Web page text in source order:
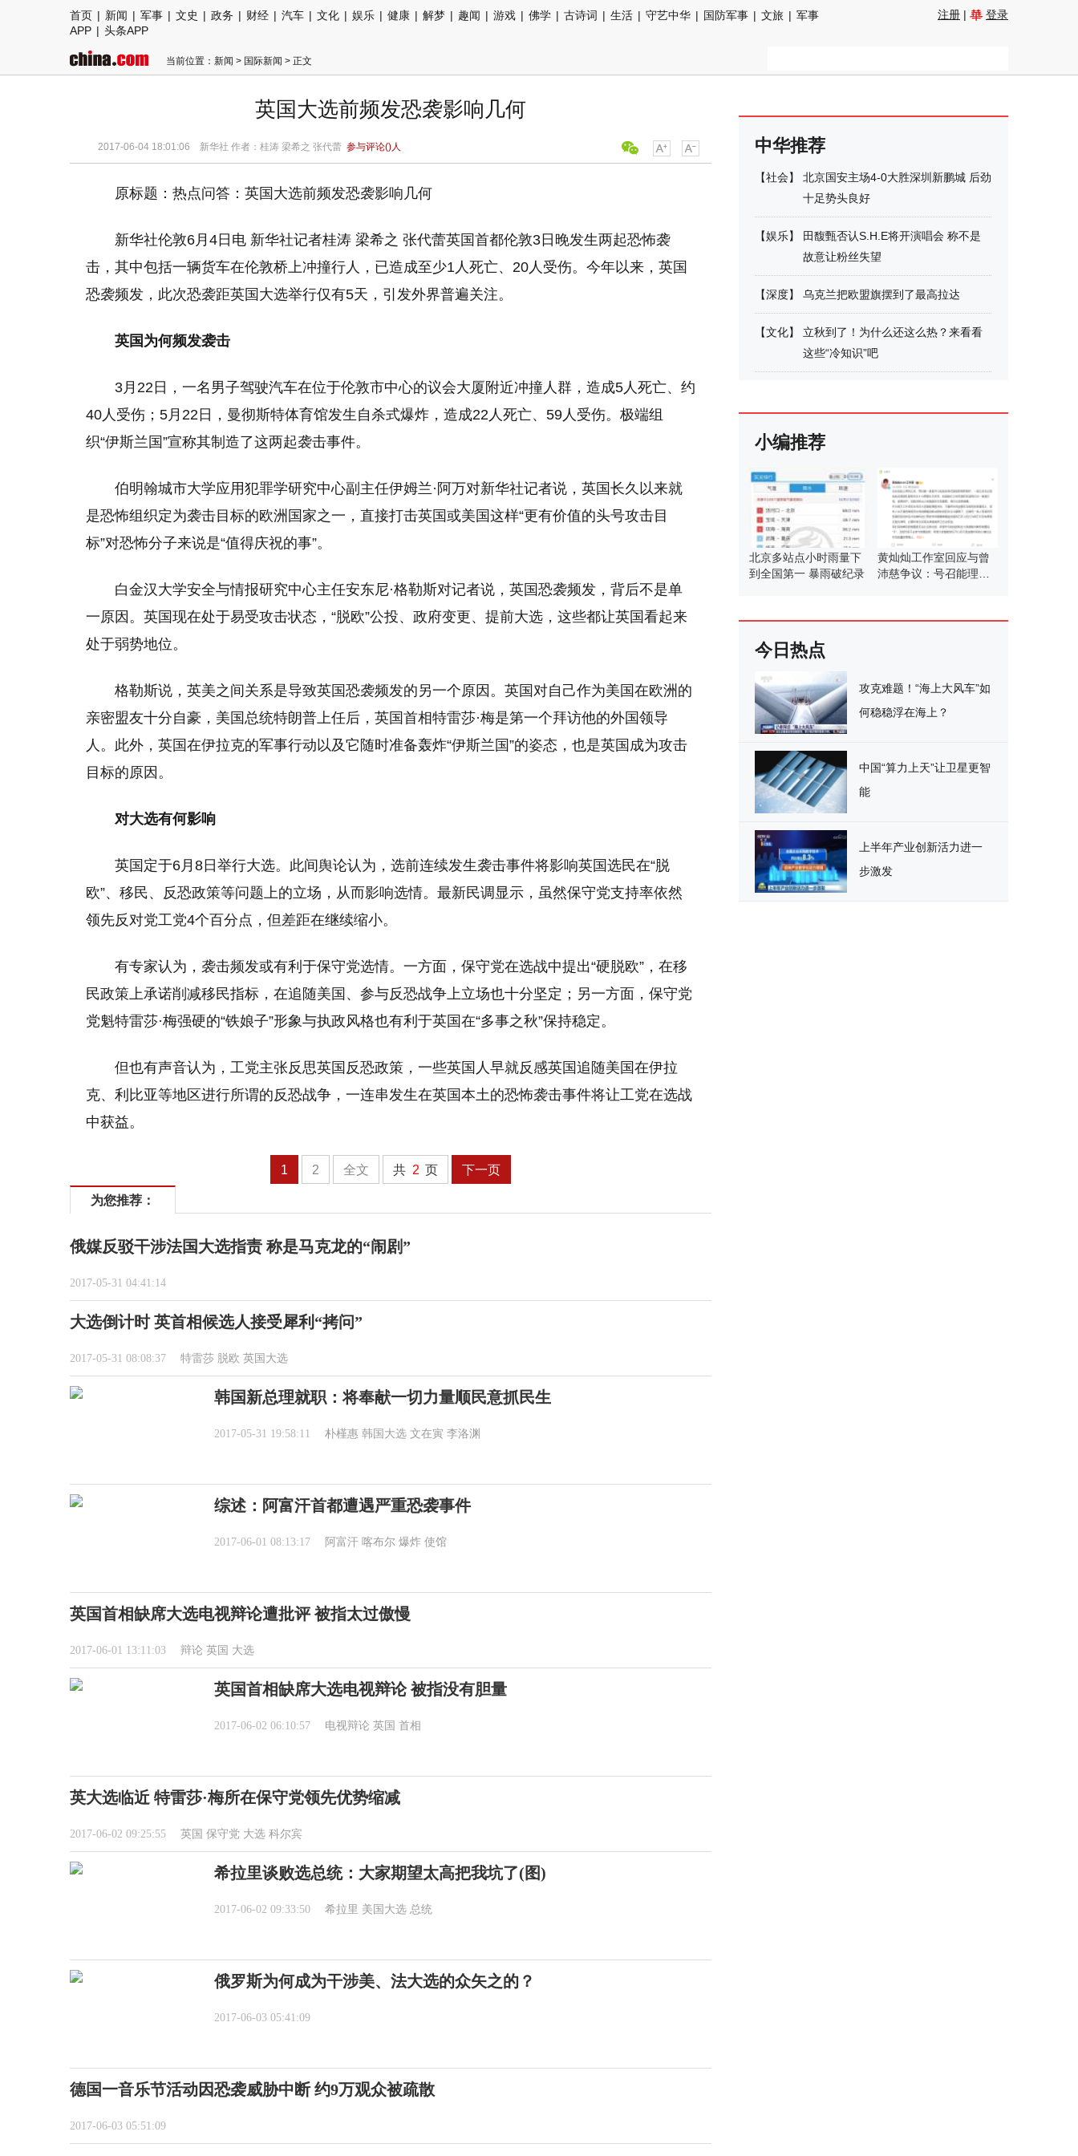
首页 | 新闻 | 军事 | 文史 | 政务 | 财经 | 汽车 | 文化 | 娱乐 | 健康 | 解梦 | 趣闻 | 游戏 | 佛学 | 古诗词 | 生活 | 守艺中华 | 国防军事 | 文旅 | 军事
APP | 头条APP
注册 | 登录
当前位置： 新闻 > 国际新闻 > 正文
英国大选前频发恐袭影响几何
2017-06-04 18:01:06 新华社 作者：桂涛 梁希之 张代蕾 参与评论()人
原标题：热点问答：英国大选前频发恐袭影响几何
新华社伦敦6月4日电 新华社记者桂涛 梁希之 张代蕾英国首都伦敦3日晚发生两起恐怖袭
击，其中包括一辆货车在伦敦桥上冲撞行人，已造成至少1人死亡、20人受伤。今年以来，英国
恐袭频发，此次恐袭距英国大选举行仅有5天，引发外界普遍关注。
英国为何频发袭击
3月22日，一名男子驾驶汽车在位于伦敦市中心的议会大厦附近冲撞人群，造成5人死亡、约
40人受伤；5月22日，曼彻斯特体育馆发生自杀式爆炸，造成22人死亡、59人受伤。极端组
织“伊斯兰国”宣称其制造了这两起袭击事件。
伯明翰城市大学应用犯罪学研究中心副主任伊姆兰·阿万对新华社记者说，英国长久以来就
是恐怖组织定为袭击目标的欧洲国家之一，直接打击英国或美国这样“更有价值的头号攻击目
标”对恐怖分子来说是“值得庆祝的事”。
白金汉大学安全与情报研究中心主任安东尼·格勒斯对记者说，英国恐袭频发，背后不是单
一原因。英国现在处于易受攻击状态，“脱欧”公投、政府变更、提前大选，这些都让英国看起来
处于弱势地位。
格勒斯说，英美之间关系是导致英国恐袭频发的另一个原因。英国对自己作为美国在欧洲的
亲密盟友十分自豪，美国总统特朗普上任后，英国首相特雷莎·梅是第一个拜访他的外国领导
人。此外，英国在伊拉克的军事行动以及它随时准备轰炸“伊斯兰国”的姿态，也是英国成为攻击
目标的原因。
对大选有何影响
英国定于6月8日举行大选。此间舆论认为，选前连续发生袭击事件将影响英国选民在“脱
欧”、移民、反恐政策等问题上的立场，从而影响选情。最新民调显示，虽然保守党支持率依然
领先反对党工党4个百分点，但差距在继续缩小。
有专家认为，袭击频发或有利于保守党选情。一方面，保守党在选战中提出“硬脱欧”，在移
民政策上承诺削减移民指标，在追随美国、参与反恐战争上立场也十分坚定；另一方面，保守党
党魁特雷莎·梅强硬的“铁娘子”形象与执政风格也有利于英国在“多事之秋”保持稳定。
但也有声音认为，工党主张反思英国反恐政策，一些英国人早就反感英国追随美国在伊拉
克、利比亚等地区进行所谓的反恐战争，一连串发生在英国本土的恐怖袭击事件将让工党在选战
中获益。
1 2 全文 共 2 页 下一页
为您推荐：
俄媒反驳干涉法国大选指责 称是马克龙的“闹剧”
2017-05-31 04:41:14
大选倒计时 英首相候选人接受犀利“拷问”
2017-05-31 08:08:37 特雷莎 脱欧 英国大选
韩国新总理就职：将奉献一切力量顺民意抓民生
2017-05-31 19:58:11 朴槿惠 韩国大选 文在寅 李洛渊
综述：阿富汗首都遭遇严重恐袭事件
2017-06-01 08:13:17 阿富汗 喀布尔 爆炸 使馆
英国首相缺席大选电视辩论遭批评 被指太过傲慢
2017-06-01 13:11:03 辩论 英国 大选
英国首相缺席大选电视辩论 被指没有胆量
2017-06-02 06:10:57 电视辩论 英国 首相
英大选临近 特雷莎·梅所在保守党领先优势缩减
2017-06-02 09:25:55 英国 保守党 大选 科尔宾
希拉里谈败选总统：大家期望太高把我坑了(图)
2017-06-02 09:33:50 希拉里 美国大选 总统
俄罗斯为何成为干涉美、法大选的众矢之的？
2017-06-03 05:41:09
德国一音乐节活动因恐袭威胁中断 约9万观众被疏散
2017-06-03 05:51:09
中华推荐
【社会】
北京国安主场4-0大胜深圳新鹏城 后劲
十足势头良好
【娱乐】
田馥甄否认S.H.E将开演唱会 称不是
故意让粉丝失望
【深度】 乌克兰把欧盟旗摆到了最高拉达
【文化】
立秋到了！为什么还这么热？来看看
这些“冷知识”吧
小编推荐
北京多站点小时雨量下
到全国第一 暴雨破纪录
黄灿灿工作室回应与曾
沛慈争议：号召能理智
今日热点
攻克难题！“海上大风车”如
何稳稳浮在海上？
中国“算力上天”让卫星更智
能
上半年产业创新活力进一
步激发